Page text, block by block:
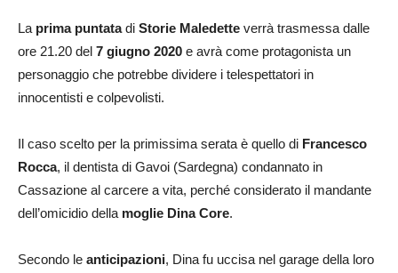
La prima puntatadi Storie Maledette verrà trasmessa dalle
ore 21.20 del 7 giugno 2020 e avrà come protagonista un
personaggio che potrebbe dividere i telespettatori in
innocentisti e colpevolisti.
Il caso scelto per la primissima serata è quello di Francesco
Rocca, il dentista di Gavoi (Sardegna) condannato in
Cassazione al carcere a vita, perché considerato il mandante
dell’omicidio della moglie Dina Core.
Secondo le anticipazioni, Dina fu uccisa nel garage della loro